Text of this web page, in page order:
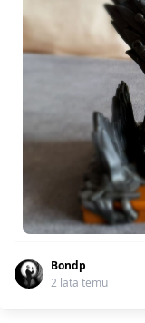
Bondp
2 lata temu